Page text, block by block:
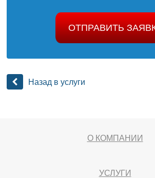
ОТПРАВИТЬ
Назад в услуги
О КОМПАНИИ
УСЛУГИ